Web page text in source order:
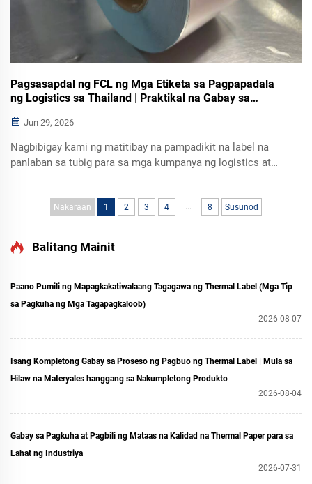
Pagsasapdal ng FCL ng Mga Etiketa sa Pagpapadala
ng Logistics sa Thailand | Praktikal na Gabay sa
Jun 29, 2026
Nagbibigay kami ng matitibay na pampadikit na label na
panlaban sa tubig para sa mga kumpanya ng logistics at
at mga pasadyang solusyon sa sticker para sa
Nakaraan 1 2 3 4 ... 8 Susunod
Balitang Mainit
Paano Pumili ng Mapagkakatiwalaang Tagagawa ng Thermal Label (Mga Tip
sa Pagkuha ng Mga Tagapagkaloob)
2026-08-07
Isang Kompletong Gabay sa Proseso ng Pagbuo ng Thermal Label | Mula sa
Hilaw na Materyales hanggang sa Nakumpletong Produkto
2026-08-04
Gabay sa Pagkuha at Pagbili ng Mataas na Kalidad na Thermal Paper para sa
Lahat ng Industriya
2026-07-31